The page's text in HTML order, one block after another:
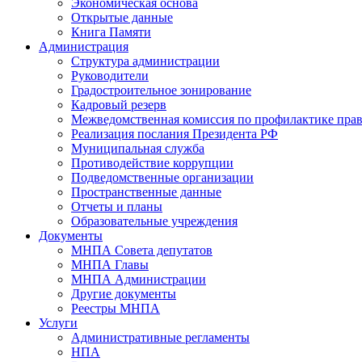
Экономическая основа
Открытые данные
Книга Памяти
Администрация
Структура администрации
Руководители
Градостроительное зонирование
Кадровый резерв
Межведомственная комиссия по профилактике
Реализация послания Президента РФ
Муниципальная служба
Противодействие коррупции
Подведомственные организации
Пространственные данные
Отчеты и планы
Образовательные учреждения
Документы
МНПА Совета депутатов
МНПА Главы
МНПА Администрации
Другие документы
Реестры МНПА
Услуги
Административные регламенты
НПА